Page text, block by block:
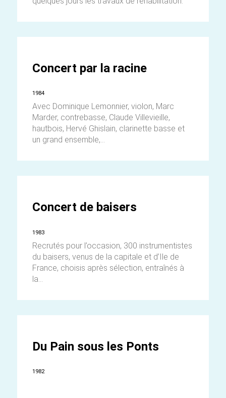
Concert par la racine
1984
Avec Dominique Lemonnier, violon, Marc
Marder, contrebasse, Claude Villevieille,
hautbois, Hervé Ghislain, clarinette basse et
un grand ensemble,...
Concert de baisers
1983
Recrutés pour l’occasion, 300 instrumentistes
du baisers, venus de la capitale et d’Ile de
France, choisis après sélection, entraînés à
la...
Du Pain sous les Ponts
1982